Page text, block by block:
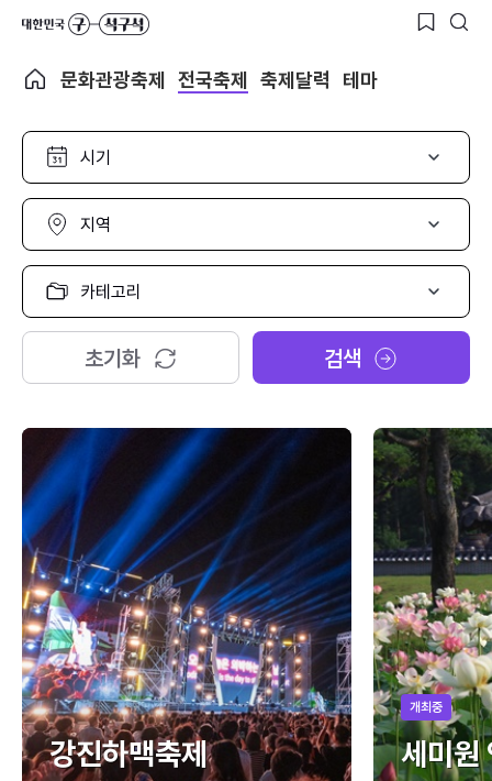
문화관광축제 전국축제 축제달력 테마
시
선
택
지
선
택
카
고
리
택
초기화 검색
강진하맥축제
개최중
세미원